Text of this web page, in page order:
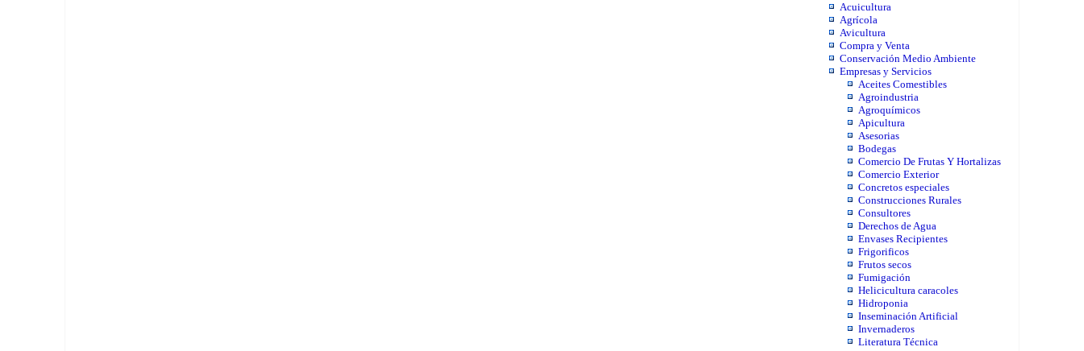
Acuicultura
Agrícola
Avicultura
Compra y Venta
Conservación Medio Ambiente
Empresas y Servicios
Aceites Comestibles
Agroindustria
Agroquímicos
Apicultura
Asesorias
Bodegas
Comercio De Frutas Y Hortalizas
Comercio Exterior
Concretos especiales
Construcciones Rurales
Consultores
Derechos de Agua
Envases Recipientes
Frigorificos
Frutos secos
Fumigación
Helicicultura caracoles
Hidroponia
Inseminación Artificial
Invernaderos
Literatura Técnica